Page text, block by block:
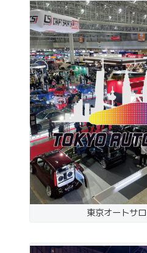
東京オートサ